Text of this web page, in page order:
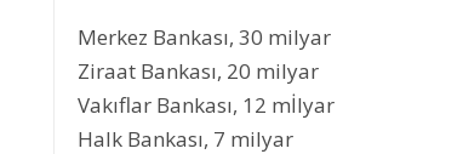
Merkez Bankası, 30 milyar
Ziraat Bankası, 20 milyar
Vakıflar Bankası, 12 mİlyar
Halk Bankası, 7 milyar